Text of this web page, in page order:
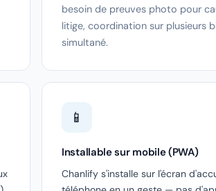
besoin de preuves photo pour
litige, coordination sur plusieurs
simultané.
📱
Installable sur mobile (PWA)
Chanlify s'installe sur l'écran